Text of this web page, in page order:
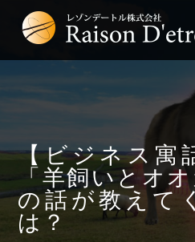
【ビジネス寓
「羊飼いとオ
の話が教えて
は？